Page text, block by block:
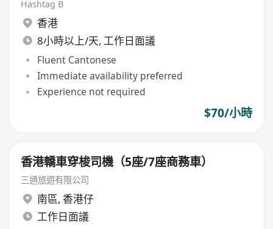
Hashtag B
香港
8小時以上/天, 工作日面議
Fluent Cantonese
Immediate availability preferred
Experience not required
$70/小時
香港轎車穿梭司機（5座/7座商務車）
三通旅遊有限公司
南區, 香港仔
工作日面議